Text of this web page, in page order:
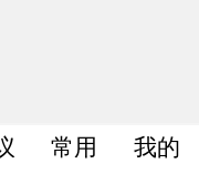
常用 我的